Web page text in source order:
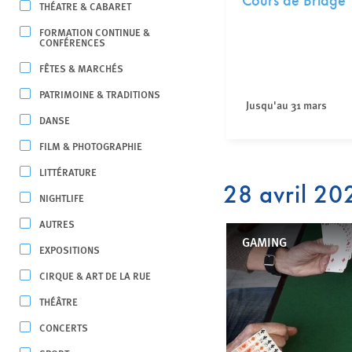
THÉATRE & CABARET
FORMATION CONTINUE &
CONFÉRENCES
FÊTES & MARCHÉS
PATRIMOINE & TRADITIONS
DANSE
FILM & PHOTOGRAPHIE
LITTÉRATURE
NIGHTLIFE
AUTRES
EXPOSITIONS
CIRQUE & ART DE LA RUE
THÉÂTRE
CONCERTS
Jusqu'au 31 mars
28 avril
GAMING